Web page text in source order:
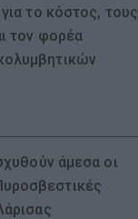
το κόστος, τους
τον φορέα
άμεσα οι